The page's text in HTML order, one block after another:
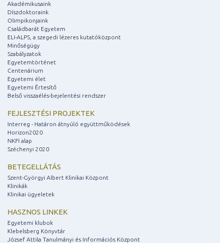
Akadémikusaink
Díszdoktoraink
Olimpikonjaink
Családbarát Egyetem
ELI-ALPS, a szegedi lézeres kutatóközpont
Minőségügy
Szabályzatok
Egyetemtörténet
Centenárium
Egyetemi élet
Egyetemi Értesítő
Belső visszaélés-bejelentési rendszer
FEJLESZTÉSI PROJEKTEK
Interreg - Határon átnyúló együttműködések
Horizon2020
NKFI alap
Széchenyi 2020
BETEGELLÁTÁS
Szent-Györgyi Albert Klinikai Központ
Klinikák
Klinikai ügyeletek
HASZNOS LINKEK
Egyetemi klubok
Klebelsberg Könyvtár
József Attila Tanulmányi és Információs Központ